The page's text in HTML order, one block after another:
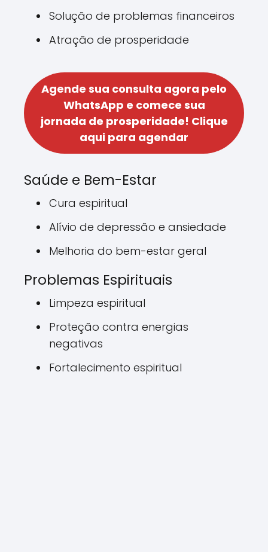
Solução de problemas financeiros
Atração de prosperidade
Agende sua consulta agora pelo
WhatsApp e comece sua
jornada de prosperidade! Clique
aqui para agendar
Saúde e Bem-Estar
Cura espiritual
Alívio de depressão e ansiedade
Melhoria do bem-estar geral
Problemas Espirituais
Limpeza espiritual
Proteção contra energias
negativas
Fortalecimento espiritual